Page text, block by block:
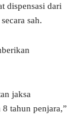
dispensasi dari
sah.
jaksa
tahun penjara,”